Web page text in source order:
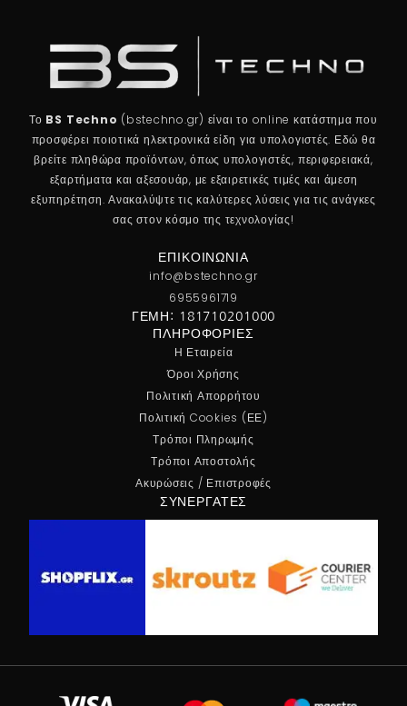
Το BS Techno (bstechno.gr) είναι το online κατάστημα που
προσφέρει ποιοτικά ηλεκτρονικά είδη για υπολογιστές. Εδώ θα
βρείτε πληθώρα προϊόντων, όπως υπολογιστές, περιφερειακά,
εξαρτήματα και αξεσουάρ, με εξαιρετικές τιμές και άμεση
εξυπηρέτηση. Ανακαλύψτε τις καλύτερες λύσεις για τις ανάγκες
σας στον κόσμο της τεχνολογίας!
ΕΠΙΚΟΙΝΩΝΊΑ
info@bstechno.gr
6955961719
ΓΕΜΗ: 181710201000
ΠΛΗΡΟΦΟΡΊΕΣ
Η Εταιρεία
Όροι Χρήσης
Πολιτική Απορρήτου
Πολιτική Cookies (ΕΕ)
Τρόποι Πληρωμής
Τρόποι Αποστολής
Ακυρώσεις / Επιστροφές
ΣΥΝΕΡΓΆΤΕΣ